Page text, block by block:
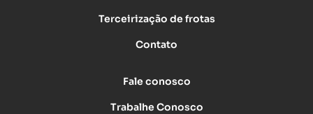
Terceirização de frotas
Contato
Fale conosco
Trabalhe Conosco